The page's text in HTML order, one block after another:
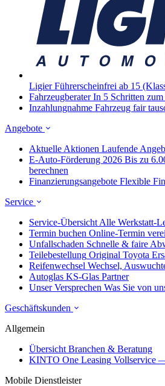
Ligier Führerscheinfrei ab 15
Fahrzeugberater In 5 Schritten
Inzahlungnahme Fahrzeug fair
Angebote
Aktuelle Aktionen Laufende
E-Auto-Förderung 2026 Bis zu
berechnen
Finanzierungsangebote Flexible
Service
Service-Übersicht Alle Werkstatt-
Termin buchen Online-Termin
Unfallschaden Schnelle & faire
Teilebestellung Original Toyota
Reifenwechsel Wechsel,
Autoglas KS-Glas Partner
Unser Versprechen Was Sie von
Geschäftskunden
Allgemein
Übersicht Branchen & Beratung
KINTO One Leasing Vollservice
Mobile Dienstleister